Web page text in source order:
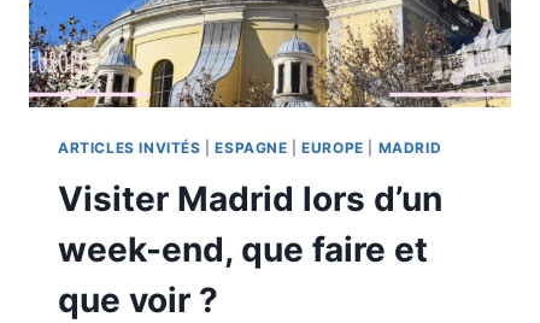
AUTREMENT
ARTICLES INVITÉS |ESPAGNE |EUROPE MADRID
Visiter Madrid lors d’un
week-end, que faire et
que voir ?